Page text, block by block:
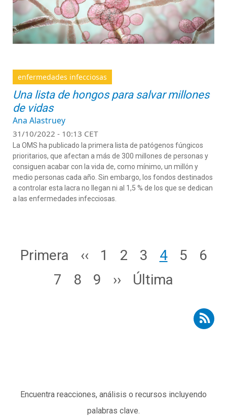
enfermedades infecciosas
Una lista de hongos para salvar millones
de vidas
Ana Alastruey
31/10/2022 - 10:13 CET
La OMS ha publicado la primera lista de patógenos fúngicos
prioritarios, que afectan a más de 300 millones de personas y
consiguen acabar con la vida de, como mínimo, un millón y
medio personas cada año. Sin embargo, los fondos destinados
a controlar esta lacra no llegan ni al 1,5 % de los que se dedican
a las enfermedades infecciosas.
Primera página
Primera Página anterior
‹‹ Page
1 Page
2 Page
3 Page
4 Page
5
6
Page
7 Page
8 Page
9 Siguiente página
›› Última página
Última
Subtítulo
Encuentra reacciones, análisis o recursos incluyendo
palabras clave.
Suscribirse a RSS - Voces expertas